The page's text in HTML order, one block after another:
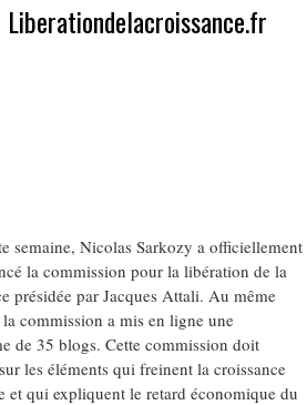
semaine, Nicolas Sarkozy a officiellement
la commission pour la libération de la
présidée par Jacques Attali. Au même
commission a mis en ligne une
de 35 blogs. Cette commission doit
les éléments qui freinent la croissance
et qui expliquent le retard économique du